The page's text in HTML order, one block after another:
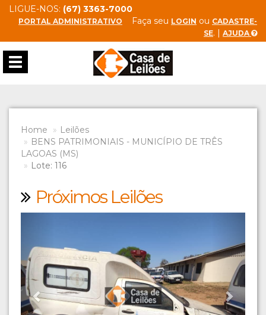
LIGUE-NOS: (67) 3363-7000
PORTAL ADMINISTRATIVO Faça seu LOGIN ou CADASTRE-
SE. | AJUDA
Toggle
navigation
Home
Leilões
BENS PATRIMONIAIS - MUNICÍPIO DE TRÊS
LAGOAS (MS)
Lote: 116
Próximos Leilões